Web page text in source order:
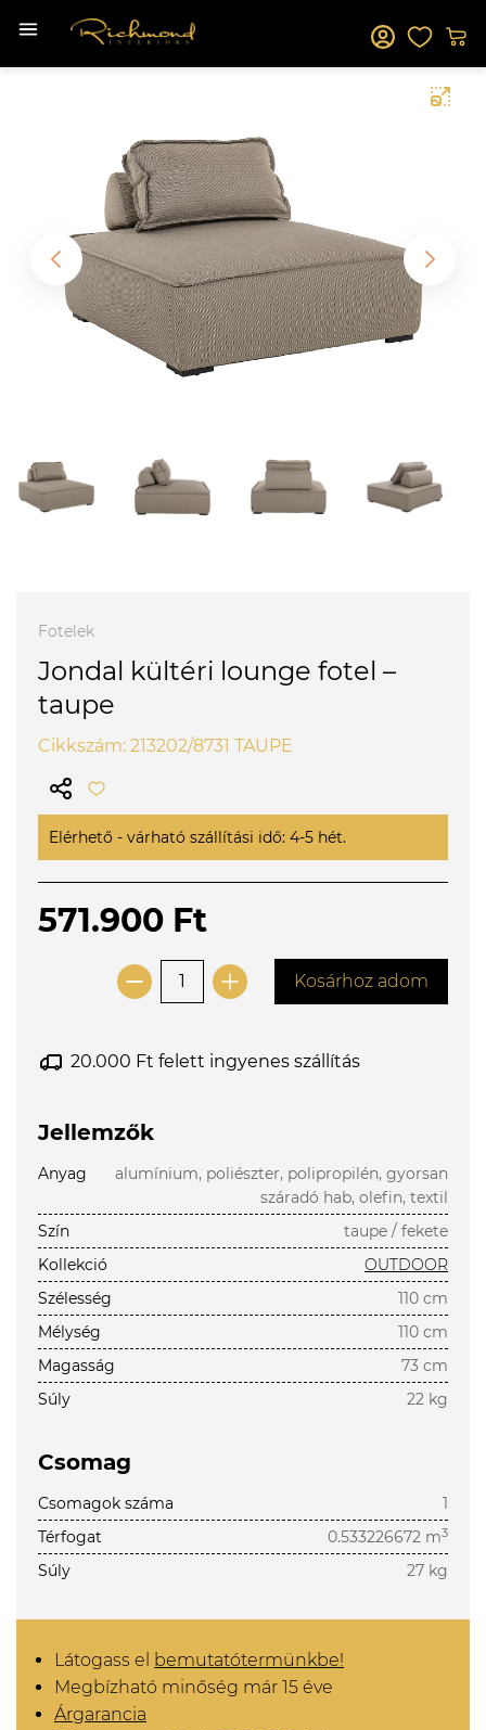
Fotelek
Jondal kültéri lounge fotel –
taupe
Cikkszám: 213202/8731 TAUPE
Elérhető - várható szállítási idő: 4-5 hét.
571.900 Ft
Kosárhoz adom
20.000 Ft felett ingyenes szállítás
Jellemzők
Anyag
alumínium, poliészter, polipropilén, gyorsan
száradó hab, olefin, textil
Szín
taupe / fekete
Kollekció
OUTDOOR
Szélesség
110 cm
Mélység
110 cm
Magasság
73 cm
Súly
22 kg
Csomag
Csomagok száma
1
Térfogat
0.533226672 m3
Súly 27 kg
Látogass el bemutatótermünkbe!
Megbízható minőség már 15 éve
Árgarancia